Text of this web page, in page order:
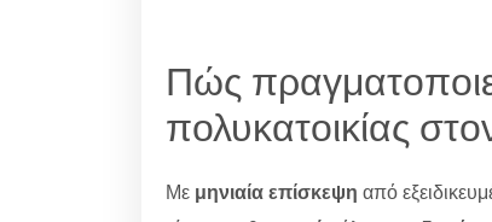
Πώς
πολυκατοικίας
Με μηνιαία επίσκεψη από